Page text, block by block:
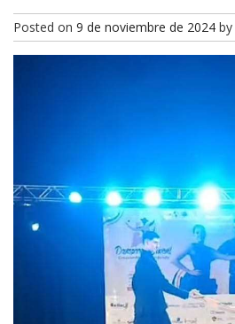
Posted on 9 de noviembre de 2024 by